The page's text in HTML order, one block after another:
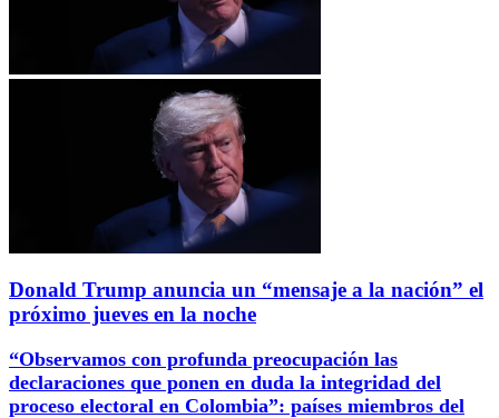
Donald Trump anuncia un “mensaje a la nación” el
próximo jueves en la noche
“Observamos con profunda preocupación las
declaraciones que ponen en duda la integridad del
proceso electoral en Colombia”: países miembros del